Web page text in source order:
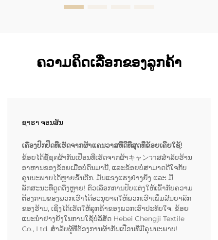
ຄວາມຄິດເລືອກຂອງລູກຄ້າ
ຊາຣາ ຈອນສັນ
ເຄື່ອງປົກປິດທີ່ເຮັດຈາກຜ້າແຄນວາສທີ່ດີທີ່ສຸດທີ່ຂ້ອຍເຄີຍໃຊ້!
ຂ້ອຍໄດ້ຊື້ຊุดຜ້າກັນເປື່ອນທີ່ເຮັດຈາກຜ້າキャンวาສສຳລັບຮ້ານ
ອາຫານຂອງຂ້ອຍເມື່ອບໍ່ດົນມານີ້, ແລະຂ້ອຍບໍ່ສາມາດດີໃຈກັບ
ຄຸນນະພາບໄດ້ຫຼາຍຂຶ້ນອີກ. ມັນແຂງແຮງຢ່າງຍິ່ງ ແລະ ມີ
ລັກສະນະທີ່ດູດດຶ່ງຫຼາຍ! ຕົວເລືອກການປັບແຕ່ງໃຫ້ເຂົ້າກັບຄວາມ
ຕ້ອງການຂອງພວກເຮົາໄດ້ອະນຸຍາດໃຫ້ພວກເຮົາເພີ່ມສັນຍາລັກ
ຂອງຮ້ານ, ເຊິ່ງໄດ້ເຮັດໃຫ້ລູກຄ້າຂອງພວກເຮົາປະທັບໃຈ. ຂ້ອຍ
ແນະນຳຢ່າງຍິ່ງໃນການໃຊ້ບໍລິສັດ Hebei Chengji Textile
Co., Ltd. ສຳລັບຜູ້ທີ່ຕ້ອງການຜ້າກັນເປື່ອນທີ່ມີຄຸນນະພາບ!